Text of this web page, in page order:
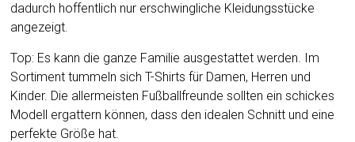
dadurch hoffentlich nur erschwingliche Kleidungsstücke
angezeigt.
Top: Es kann die ganze Familie ausgestattet werden. Im
Sortiment tummeln sich T-Shirts für Damen, Herren und
Kinder. Die allermeisten Fußballfreunde sollten ein schickes
Modell ergattern können, dass den idealen Schnitt und eine
perfekte Größe hat.